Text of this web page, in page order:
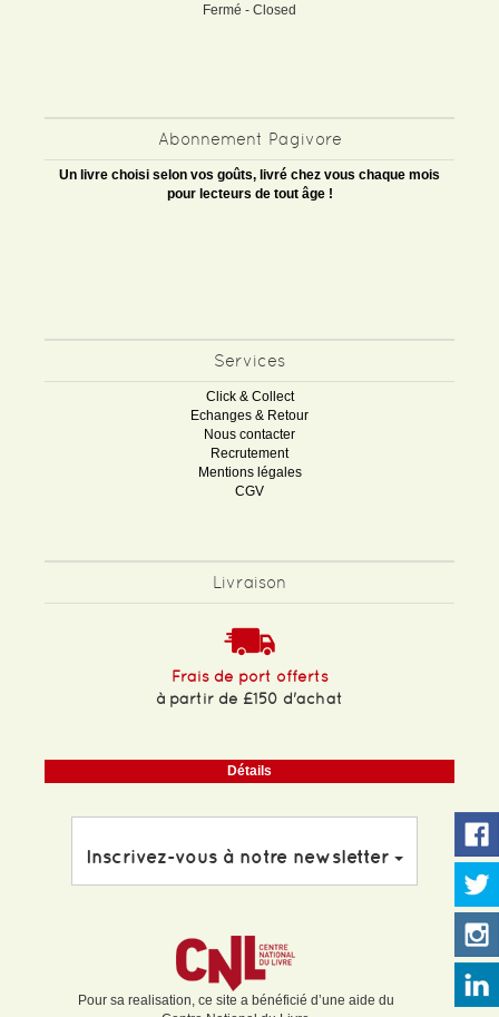
Fermé - Closed
Abonnement Pagivore
Un livre choisi selon vos goûts, livré chez vous chaque mois
pour lecteurs de tout âge !
Services
Click & Collect
Echanges & Retour
Nous contacter
Recrutement
Mentions légales
CGV
Livraison
Frais de port offerts
à partir de £150 d'achat
Détails
Inscrivez-vous à notre newsletter
Pour sa realisation, ce site a bénéficié d’une aide du